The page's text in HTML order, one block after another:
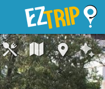
EZTrip